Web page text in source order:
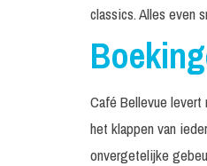
classics. Alles even
Café Bellevue levert
het klappen van
onvergetelijke